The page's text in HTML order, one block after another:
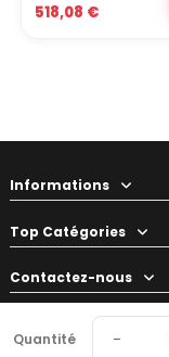
Quantité −
518,08 €
Informations
Top Catégories
Contactez-nous
Votre préparateur